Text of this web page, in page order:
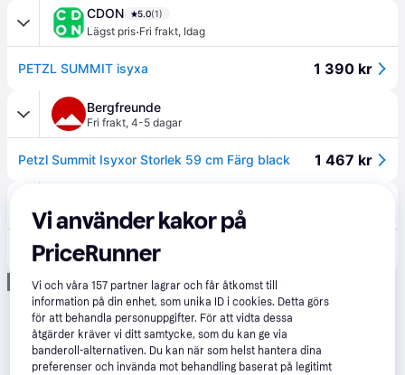
CDON 5.0(1)
Lägst pris·Fri frakt, Idag
PETZL SUMMIT isyxa 1 390 kr
Bergfreunde
Fri frakt, 4-5 dagar
Petzl Summit Isyxor Storlek 59 cm Färg black 1 467 kr
75 kr frakt, 5 dagar
Petzl Summit® - Isyxa 59 cm
Annons
Vi använder kakor på
PriceRunner
Vi och våra157 partner lagrar och får åtkomst till
information på din enhet, som unika ID i cookies. Detta görs
för att behandla personuppgifter. För att vidta dessa
åtgärder kräver vi ditt samtycke, som du kan ge via
banderoll-alternativen. Du kan när som helst hantera dina
preferenser och invända mot behandling baserat på legitimt